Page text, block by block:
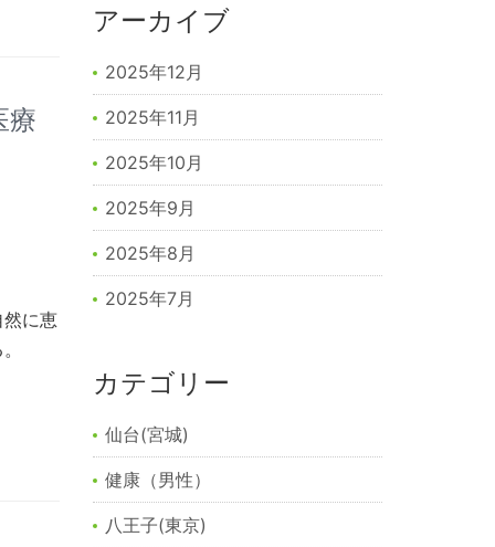
療
に恵
アーカイブ
2025年12月
2025年11月
2025年10月
2025年9月
2025年8月
2025年7月
カテゴリー
仙台(宮城)
健康（男性）
八王子(東京)